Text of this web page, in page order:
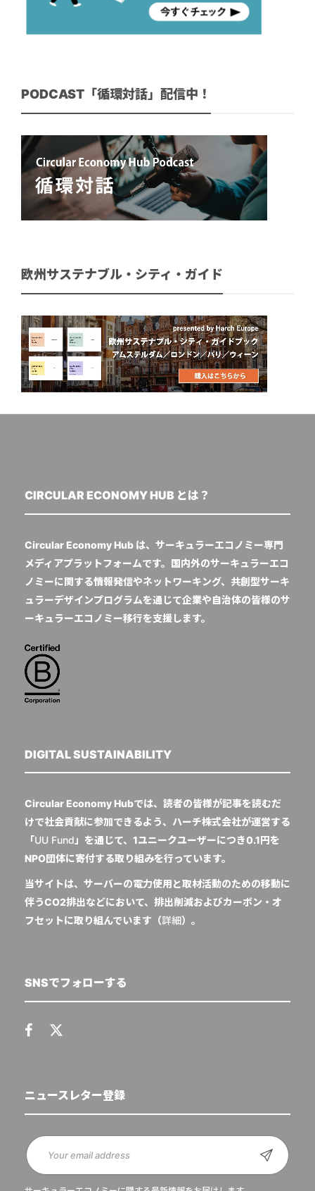
PODCAST「循環対話」配信中！
欧州サステナブル・シティ・ガイド
CIRCULAR ECONOMY HUB とは？
Circular Economy Hub は、サーキュラーエコノミー専門
メディアプラットフォームです。国内外のサーキュラーエコ
ノミーに関する情報発信やネットワーキング、共創型サーキ
ュラーデザインプログラムを通じて企業や自治体の皆様のサ
ーキュラーエコノミー移行を支援します。
DIGITAL SUSTAINABILITY
Circular Economy Hubでは、読者の皆様が記事を読むだ
けで社会貢献に参加できるよう、ハーチ株式会社が運営する
「UU Fund 」を通じて、1ユニークユーザーにつき0.1円を
NPO団体に寄付する取り組みを行っています。
当サイトは、サーバーの電力使用と取材活動のための移動に
伴うCO2排出などにおいて、排出削減およびカーボン・オ
フセットに取り組んでいます（詳細）。
SNSでフォローする
ニュースレター登録